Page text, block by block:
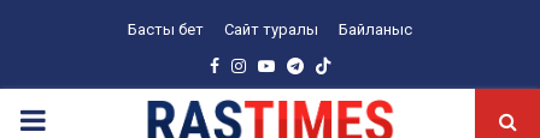
Басты бет Сайт туралы Байланыс
Facebook
Instagram
YoutubeTelegram
PRIMARY